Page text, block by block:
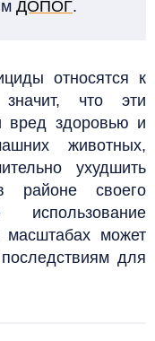
ДОПОГ.
относятся к
что эти
вред здоровью и
животных,
ухудшить
районе своего
использование
может
для